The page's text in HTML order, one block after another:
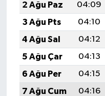
2 Ağu Paz
04:09
3 Ağu Pts
04:10
4 Ağu Sal
04:12
5 Ağu Çar
04:13
6 Ağu Per
04:15
7 Ağu Cum
04:16